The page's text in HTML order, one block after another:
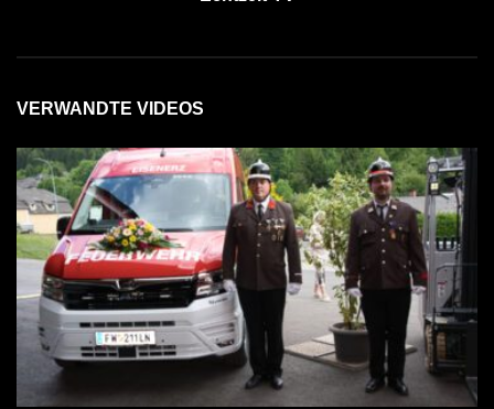
VERWANDTE VIDEOS